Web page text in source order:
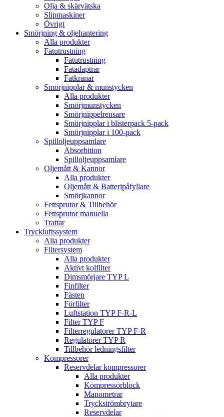
Olja & skärvätska
Slipmaskiner
Övrigt
Smörjning & oljehantering
Alla produkter
Fatutrustning
Fatutrustning
Fatadaptrar
Fatkranar
Smörjnipplar & munstycken
Alla produkter
Smörjmunstycken
Smörjnippelrensare
Smörjnipplar i blisterpack 5-pack
Smörjnipplar i 100-pack
Spilloljeuppsamlare
Absorbition
Spilloljeuppsamlare
Oljemått & Kannor
Alla produkter
Oljemått & Batteripåfyllare
Smörjkannor
Fettsprutor & Tillbehör
Fettsprutor manuella
Trattar
Tryckluftssystem
Alla produkter
Filtersystem
Alla produkter
Aktivt kolfilter
Dimsmörjare TYP L
Finfilter
Fästen
Förfilter
Luftstation TYP F-R-L
Filter TYP F
Filterregulatorer TYP F-R
Regulatorer TYP R
Tillbehör ledningsfilter
Kompressorer
Reservdelar kompressorer
Alla produkter
Kompressorblock
Manometrar
Tryckströmbrytare
Reservdelar